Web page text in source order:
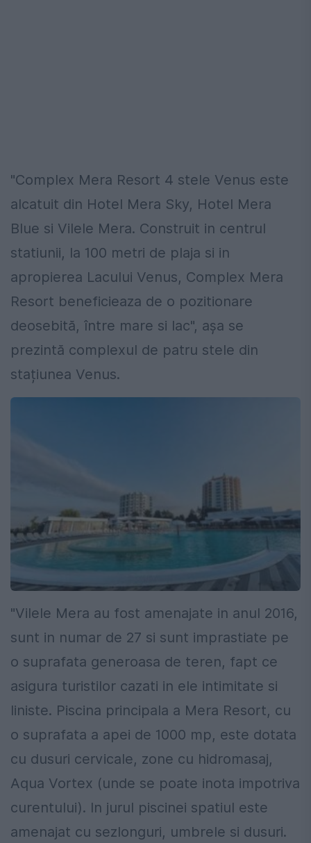
"Complex Mera Resort 4 stele Venus este
alcatuit din Hotel Mera Sky, Hotel Mera
Blue si Vilele Mera. Construit in centrul
statiunii, la 100 metri de plaja si in
apropierea Lacului Venus, Complex Mera
Resort beneficieaza de o pozitionare
deosebită, între mare si lac", așa se
prezintă complexul de patru stele din
stațiunea Venus.
"Vilele Mera au fost amenajate in anul 2016,
sunt in numar de 27 si sunt imprastiate pe
o suprafata generoasa de teren, fapt ce
asigura turistilor cazati in ele intimitate si
liniste. Piscina principala a Mera Resort, cu
o suprafata a apei de 1000 mp, este dotata
cu dusuri cervicale, zone cu hidromasaj,
Aqua Vortex (unde se poate inota impotriva
curentului). In jurul piscinei spatiul este
amenajat cu sezlonguri, umbrele si dusuri.